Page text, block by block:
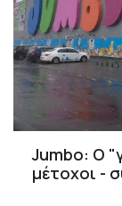
Jumbo: Ο
μέτοχοι -